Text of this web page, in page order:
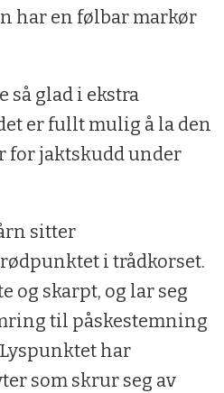
har en følbar markør
så glad i ekstra
er fullt mulig å la den
for jaktskudd under
sitter
i trådkorset.
og skarpt, og lar seg
til påskestemning
har
som skrur seg av